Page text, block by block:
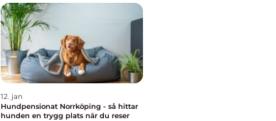
12. jan
Hundpensionat Norrköping - så hittar
hunden en trygg plats när du reser